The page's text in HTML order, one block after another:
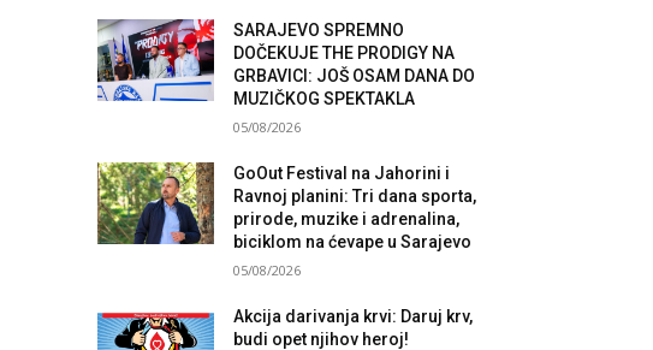
SARAJEVO SPREMNO
DOČEKUJE THE PRODIGY NA
GRBAVICI: JOŠ OSAM DANA DO
MUZIČKOG SPEKTAKLA
05/08/2026
GoOut Festival na Jahorini i
Ravnoj planini: Tri dana sporta,
prirode, muzike i adrenalina,
biciklom na ćevape u Sarajevo
05/08/2026
Akcija darivanja krvi: Daruj krv,
budi opet njihov heroj!